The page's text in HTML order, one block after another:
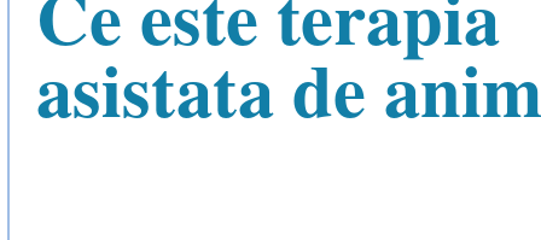
asistata de